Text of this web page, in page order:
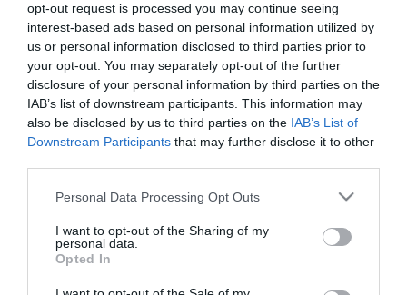
opt-out request is processed you may continue seeing
interest-based ads based on personal information utilized by
us or personal information disclosed to third parties prior to
your opt-out. You may separately opt-out of the further
disclosure of your personal information by third parties on the
IAB’s list of downstream participants. This information may
also be disclosed by us to third parties on the IAB’s List of
Downstream Participants that may further disclose it to other
Please note that this website/app uses one or more Google
not limited to your visit or usage behaviour. You may click to
grant or deny consent to Google and its third-party tags to
use your data for below specified purposes in below Google
consent section.
Personal Data Processing Opt Outs
I want to opt-out of the Sharing of my
personal data.
Opted In
07.11.2024 | 11:15
DW: «Εφιάλτης για την κυβέρνηση Σολτς η
εκλογή του Ν.Τραμπ στην προεδρία των
ΗΠΑ»
Τι κρύβεται πίσω από την διάρρηξη των σχέσεων
Κρίστιαν Λίντνερ-Όλαφ Σολτς
FOCUS ON